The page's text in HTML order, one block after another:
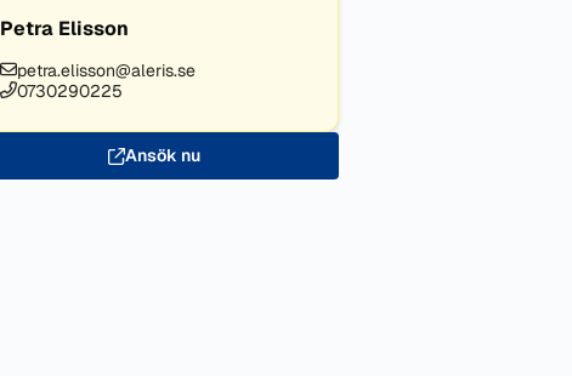
Petra Elisson
petra.elisson@aleris.se
0730290225
Ansök nu